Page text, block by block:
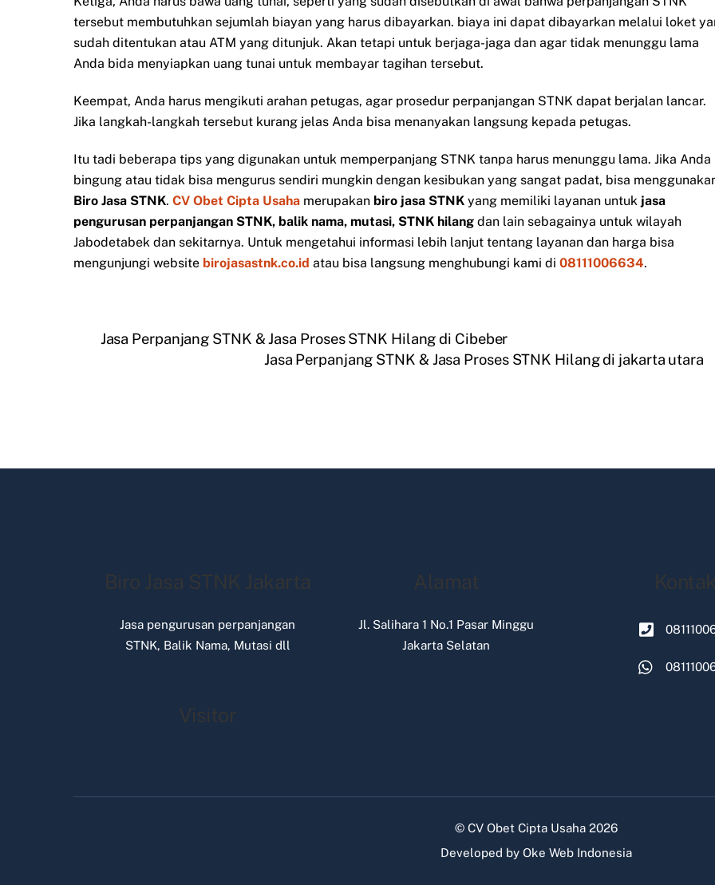
tersebut membutuhkan sejumlah biayan yang harus dibayarkan. biaya ini dapat dibayarkan melalui loket
sudah ditentukan atau ATM yang ditunjuk. Akan tetapi untuk berjaga-jaga dan agar tidak menunggu lama
Anda bida menyiapkan uang tunai untuk membayar tagihan tersebut.
Keempat, Anda harus mengikuti arahan petugas, agar prosedur perpanjangan STNK dapat berjalan lancar.
Jika langkah-langkah tersebut kurang jelas Anda bisa menanyakan langsung kepada petugas.
Itu tadi beberapa tips yang digunakan untuk memperpanjang STNK tanpa harus menunggu lama. Jika Anda
bingung atau tidak bisa mengurus sendiri mungkin dengan kesibukan yang sangat padat, bisa
Biro Jasa STNK. CV Obet Cipta Usaha merupakan biro jasa STNK yang memiliki layanan untuk jasa
pengurusan perpanjangan STNK, balik nama, mutasi, STNK hilang dan lain sebagainya untuk wilayah
Jabodetabek dan sekitarnya. Untuk mengetahui informasi lebih lanjut tentang layanan dan harga bisa
mengunjungi website birojasastnk.co.id atau bisa langsung menghubungi kami di 08111006634.
Jasa Perpanjang STNK & Jasa Proses STNK Hilang di Cibeber
Jasa Perpanjang STNK & Jasa Proses STNK Hilang di jakarta utara
Biro Jasa STNK Jakarta
Jasa pengurusan perpanjangan
STNK, Balik Nama, Mutasi dll
Alamat
Jl. Salihara 1 No.1 Pasar Minggu
Jakarta Selatan
Visitor
© CV Obet Cipta Usaha 2026
Developed by Oke Web Indonesia